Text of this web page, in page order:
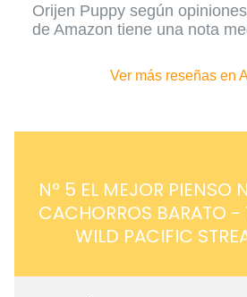
Orijen Puppy según
de Amazon tiene una nota
Ver más reseñas en
Nº 5 EL MEJOR PIENSO
CACHORROS BARATO -
WILD PACIFIC